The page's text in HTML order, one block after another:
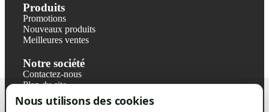
Nous utilisons des cookies
Produits
Promotions
Nouveaux produits
Meilleures ventes
Notre société
Contactez-nous
Plan du site
Magasin
Mentions légales